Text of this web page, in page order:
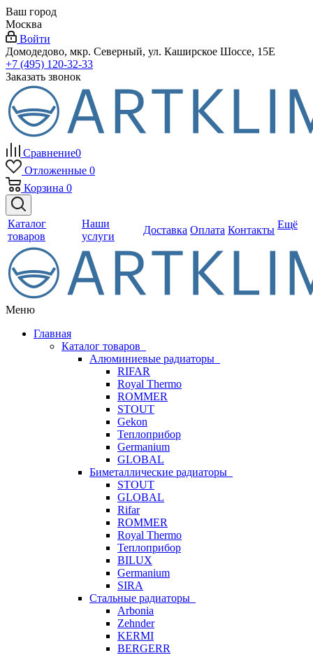
Ваш город
Москва
Войти
Домодедово, мкр. Северный, ул. Каширское Шоссе, 15Е
+7 (495) 120-32-33
Заказать звонок
Сравнение0
Отложенные 0
Корзина 0
Каталог
товаров
Наши
услуги
Доставка Оплата Контакты Ещё
Меню
Главная
Каталог товаров
Алюминиевые радиаторы
RIFAR
Royal Thermo
ROMMER
STOUT
Gekon
Теплоприбор
Germanium
GLOBAL
Биметаллические радиаторы
STOUT
GLOBAL
Rifar
ROMMER
Royal Thermo
Теплоприбор
BILUX
Germanium
SIRA
Стальные радиаторы
Arbonia
Zehnder
KERMI
BERGERR